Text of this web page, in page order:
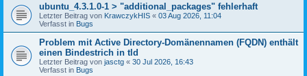
ubuntu_4.3.1.0-1 > "additional_packages" fehlerhaft
Letzter Beitrag von KrawczykHIS « 03 Aug 2026, 11:04
Verfasst in Bugs
Problem mit Active Directory-Domänennamen (FQDN) enthält
einen Bindestrich in tld
Letzter Beitrag von jasctg « 30 Jul 2026, 16:43
Verfasst in Bugs